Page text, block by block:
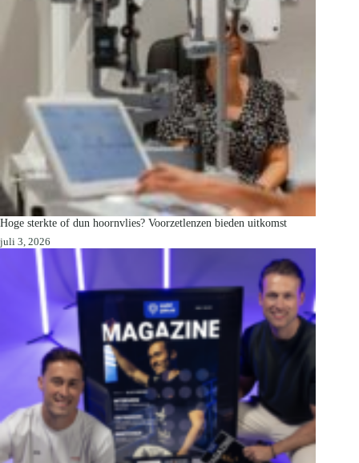
Hoge sterkte of dun hoornvlies? Voorzetlenzen bieden uitkomst
juli 3, 2026